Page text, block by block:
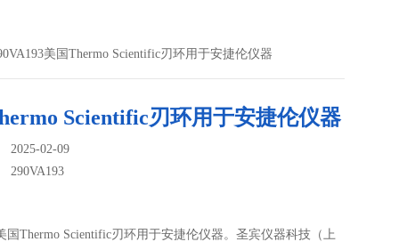
美国Thermo Scientific刃环用于安捷伦仪器
Scientific刃环用于安捷伦仪器
2025-02-09
290VA193
国Thermo Scientific刃环用于安捷伦仪器。圣宾仪器科技（上